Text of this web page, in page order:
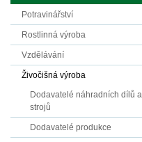
Potravinářství
Rostlinná výroba
Vzdělávání
Živočišná výroba
Dodavatelé náhradních dílů a
strojů
Dodavatelé produkce